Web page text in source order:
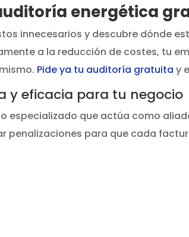
energética
innecesarios y descubre dónde
a la reducción de costes, tu
Pide ya tu auditoría gratuita y
y eficacia para tu negocio
especializado que actúa como
penalizaciones para que cada